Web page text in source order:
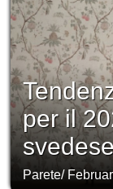
per il
Parete/